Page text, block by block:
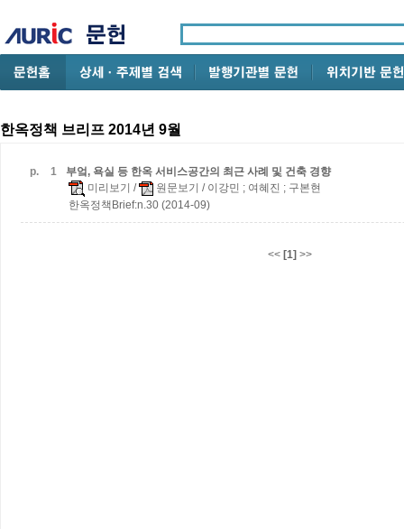
한옥정책 브리프 2014년 9월
p. 1
부엌, 욕실 등 한옥 서비스공간의 최근 사례 및 건축 경향
미리보기 / 원문보기 / 이강민 ; 여혜진 ; 구본현
한옥정책Brief:n.30 (2014-09)
<< [1] >>